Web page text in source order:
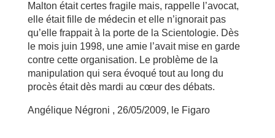
Malton était certes fragile mais, rappelle l’avocat,
elle était fille de médecin et elle n’ignorait pas
qu’elle frappait à la porte de la Scientologie. Dès
le mois juin 1998, une amie l’avait mise en garde
contre cette organisation. Le problème de la
manipulation qui sera évoqué tout au long du
procès était dès mardi au cœur des débats.
Angélique Négroni , 26/05/2009, le Figaro